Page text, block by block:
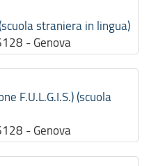
straniera in lingua)
- Genova
F.U.L.G.I.S.) (scuola
- Genova